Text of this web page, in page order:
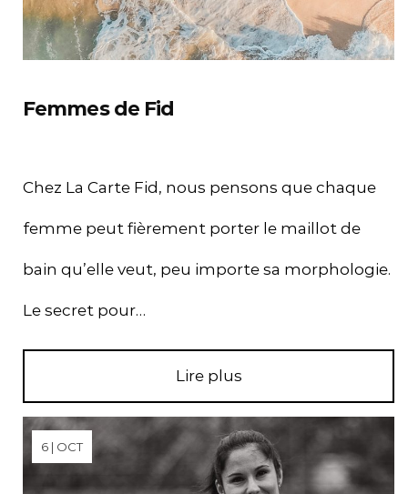
Femmes de Fid
Chez La Carte Fid, nous pensons que chaque
femme peut fièrement porter le maillot de
bain qu’elle veut, peu importe sa morphologie.
Le secret pour…
Lire plus
6 | OCT